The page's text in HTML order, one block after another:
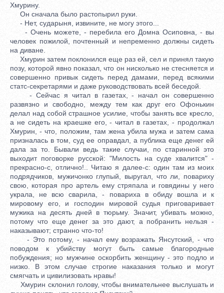
Хмурину.
Он сначала было растопырил руки.
- Нет, сударыня, извините, не могу этого...
- Очень можете, - перебила его Домна Осиповна, - вы
человек пожилой, почтенный и непременно должны сидеть
на диване.
Хмурин затем поклонился еще раз ей, сел и принял такую
позу, которой явно показал, что он нисколько не стесняется и
совершенно привык сидеть перед дамами, перед всякими
статс-секретарями и даже руководствовать всей беседой.
- Сейчас я читал в газетах, - начал он совершенно
развязно и свободно, между тем как друг его Офонькин
делал над собой страшное усилие, чтобы занять все кресло,
а не сидеть на краешке его, - читал в газетах, - продолжал
Хмурин, - что, положим, там жена убила мужа и затем сама
призналась в том, суд ее оправдал, а публика еще денег ей
дала за то. Бывали ведь такие случаи, по старинной это
выходит поговорке русской: "Милость на суде хвалится" -
прекрасно-с, отлично!.. Читаю я далее-с: один там из моих
подрядчиков, мужичонко глупый, выругал, что ли, повариху
свою, которая про артель ему стряпала и говядины у него
украла, не всю сварила, - повариха в обиду вошла и к
мировому его, и господин мировой судья приговаривает
мужика на десять дней в тюрьму. Значит, убивать можно,
потому что еще денег за это дают, а побранить нельзя -
наказывают; странно что-то!
- Это потому, - начал ему возражать Янсутский, - что
поводом к убийству могут быть самые благородные
побуждения; но мужчине оскорбить женщину - это подло и
низко. В этом случае строгие наказания только и могут
смягчать и цивилизовать нравы!
Хмурин склонил голову, чтобы внимательнее выслушать и